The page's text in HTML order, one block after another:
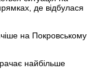
де відбулася
на Покровському
найбільше